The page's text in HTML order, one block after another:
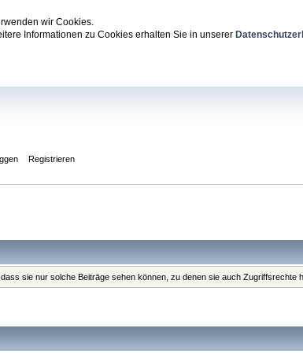
wir Cookies.
Informationen zu Cookies erhalten Sie in unserer
Registrieren
sie nur solche Beiträge sehen können, zu denen sie auch Zugriffsrechte